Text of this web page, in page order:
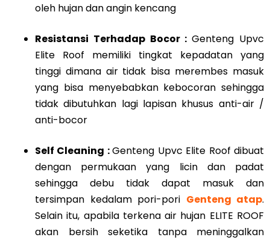
oleh hujan dan angin kencang
Resistansi Terhadap Bocor :Genteng Upvc
Elite Roof memiliki tingkat kepadatan yang
tinggi dimana air tidak bisa merembes masuk
yang bisa menyebabkan kebocoran sehingga
tidak dibutuhkan lagi lapisan khusus anti-air /
anti-bocor
Self Cleaning :Genteng Upvc Elite Roof dibuat
dengan permukaan yang licin dan padat
sehingga debu tidak dapat masuk dan
tersimpan kedalam pori-pori Genteng atap.
Selain itu, apabila terkena air hujan ELITE ROOF
akan bersih seketika tanpa meninggalkan